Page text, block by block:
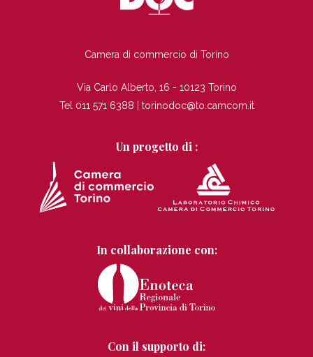
Camera di commercio di Torino
Via Carlo Alberto, 16 - 10123 Torino
Tel 011 571 6388 | torinodoc@to.camcom.it
Un progetto di :
In collaborazione con:
Con il supporto di: